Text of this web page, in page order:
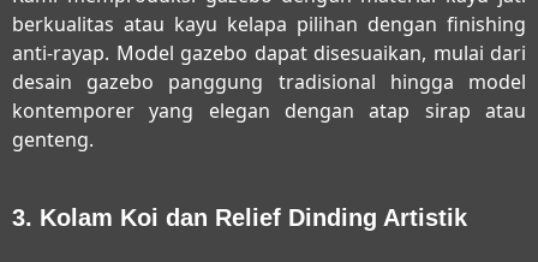
berkualitas atau kayu kelapa pilihan dengan finishing
anti-rayap. Model gazebo dapat disesuaikan, mulai dari
desain gazebo panggung tradisional hingga model
kontemporer yang elegan dengan atap sirap atau
genteng.
3. Kolam Koi dan Relief Dinding Artistik